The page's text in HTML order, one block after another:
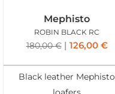
Mephisto
ROBIN BLACK RC
180,00€ 126,00 €
Black leather Mephisto